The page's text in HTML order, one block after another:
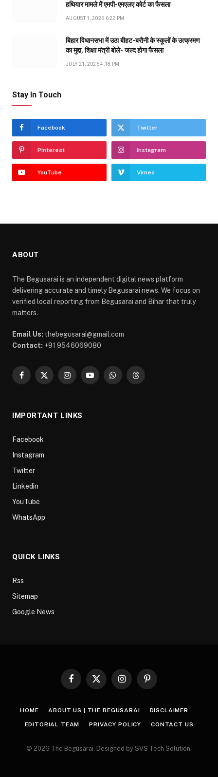
हथियार मामले में एमपी-एमएलए कोर्ट का फैसला
AUGUST 1, 2026 6:22 PM
बिहार विधानसभा में उठा बीहट-बरौनी के स्कूलों के उत्क्रमण
का मुद्दा, शिक्षा मंत्री बोले- जल्द होगा फैसला
JULY 21, 2026 4:18 PM
Stay In Touch
Facebook Twitter
Pinterest Instagram
YouTube Vimeo
ABOUT
The Begusarai is an independent digital news platform
delivering accurate and timely Begusarai news. We focus on
verified local reporting from Begusarai and Bihar that truly
matters.
Email Us: thebegusarai@gmail.com
Contact: +91 9546069080
Facebook
X
InstagramYouTubeWhatsAppThreads
IMPORTANT LINKS
Facebook
Instagram
Twitter
Linkedin
YouTube
WhatsApp
QUICK LINKS
Rss
Sitemap
Google News
Facebook
X
InstagramPinterest
HOME ABOUT US | THE BEGUSARAI DISCLAIMER
EDITORIAL TEAM PRIVACY POLICY CONTACT US
© 2026 The Begusarai. Designed by SVS Tech Solution.